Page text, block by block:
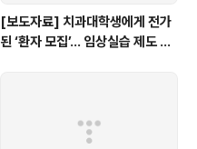
[보도자료] 치과대학생에게 전가
된 ‘환자 모집’… 임상실습 제도 개